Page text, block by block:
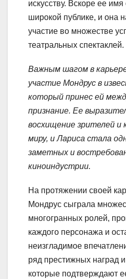
искусству. Вскоре ее имя
широкой публике, и она
участие во множестве
театральных спектаклей.
Важным шагом в
участие Мондрус в
который принес ей
признание. Ее
восхищение зрителей и
миру, и Лариса стала
заметных и
киноиндустрии.
На протяжении своей
Мондрус сыграла
многогранных ролей,
каждого персонажа и
неизгладимое
ряд престижных наград
которые подтверждают